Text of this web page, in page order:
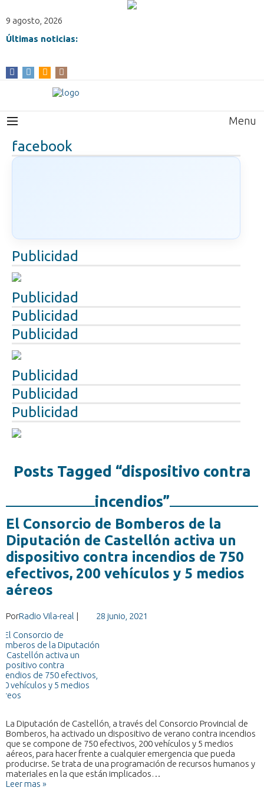
9 agosto, 2026
Últimas noticias:
Menu
facebook
Publicidad
Publicidad
Publicidad
Publicidad
Publicidad
Publicidad
Publicidad
Posts Tagged “dispositivo contra
incendios”
El Consorcio de Bomberos de la
Diputación de Castellón activa un
dispositivo contra incendios de 750
efectivos, 200 vehículos y 5 medios
aéreos
PorRadio Vila-real | 28 junio, 2021
La Diputación de Castellón, a través del Consorcio Provincial de
Bomberos, ha activado un dispositivo de verano contra incendios
que se compone de 750 efectivos, 200 vehículos y 5 medios
aéreos, para hacer frente a cualquier emergencia que pueda
producirse. Se trata de una programación de recursos humanos y
materiales en la que están implicados…
Leer mas »